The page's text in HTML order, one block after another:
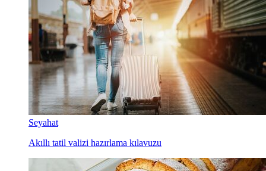
Seyahat
Akıllı tatil valizi hazırlama kılavuzu